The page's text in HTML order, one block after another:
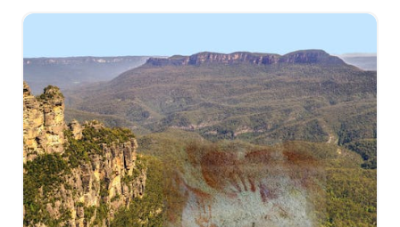
斗。您的导游将指出如何区分雄性和雌性…